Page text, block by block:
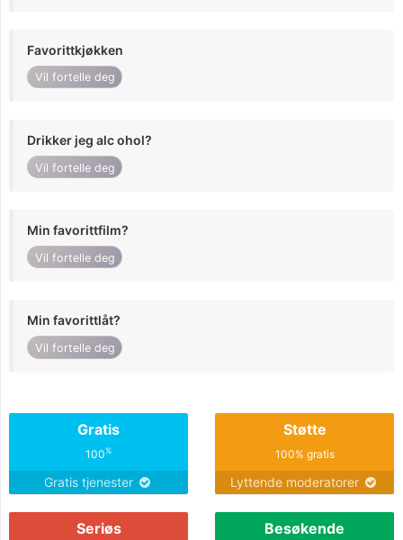
Favorittkjøkken
Vil fortelle deg
Drikker jeg alc ohol?
Vil fortelle deg
Min favorittfilm?
Vil fortelle deg
Min favorittlåt?
Vil fortelle deg
Gratis
100%
Gratis tjenester
Støtte
100% gratis
Lyttende moderatorer
Seriøs Besøkende